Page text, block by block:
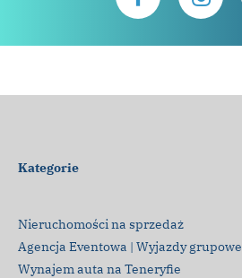
Kategorie
Nieruchomości na sprzedaż
Agencja Eventowa | Wyjazdy grupowe
Wynajem auta na Teneryfie